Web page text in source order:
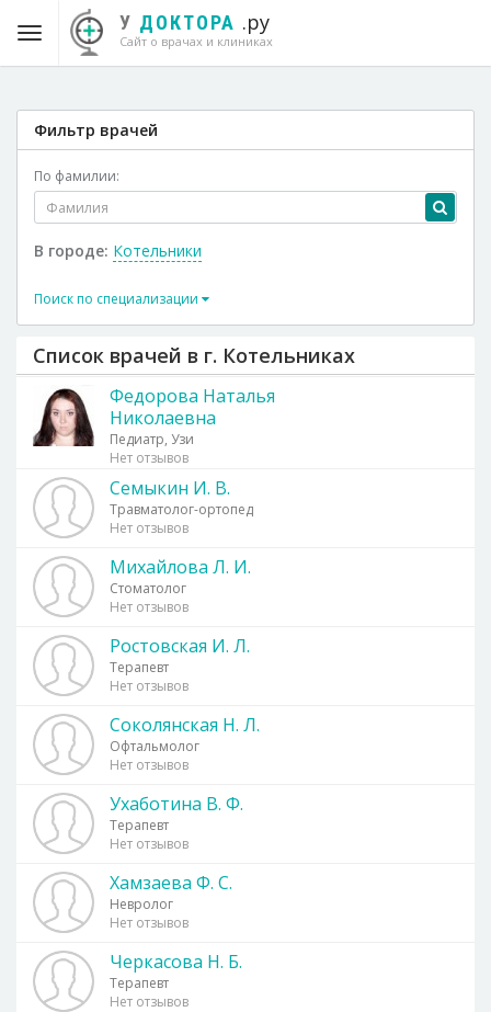
У ДОКТОРА .ру
Сайт о врачах и клиниках
Фильтр врачей
По фамилии:
В городе: Котельники
Поиск по специализации
Список врачей в г. Котельниках
Федорова Наталья
Николаевна
Педиатр, Узи
Нет отзывов
Семыкин И. В.
Травматолог-ортопед
Нет отзывов
Михайлова Л. И.
Стоматолог
Нет отзывов
Ростовская И. Л.
Терапевт
Нет отзывов
Соколянская Н. Л.
Офтальмолог
Нет отзывов
Ухаботина В. Ф.
Терапевт
Нет отзывов
Хамзаева Ф. С.
Невролог
Нет отзывов
Черкасова Н. Б.
Терапевт
Нет отзывов